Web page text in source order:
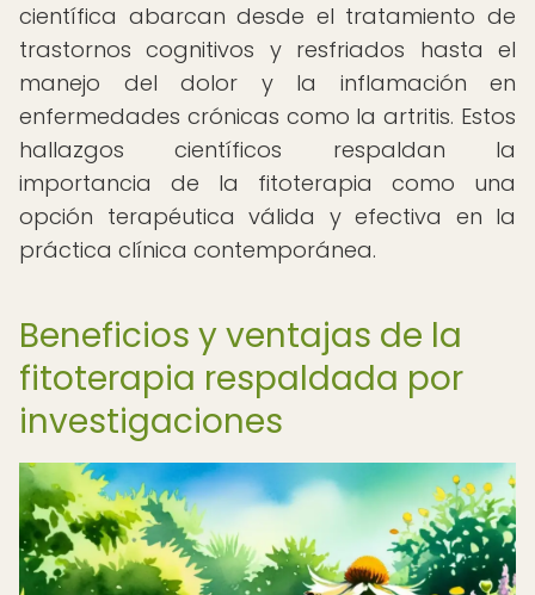
científica abarcan desde el tratamiento de
trastornos cognitivos y resfriados hasta el
manejo del dolor y la inflamación en
enfermedades crónicas como la artritis. Estos
hallazgos científicos respaldan la
importancia de la fitoterapia como una
opción terapéutica válida y efectiva en la
práctica clínica contemporánea.
Beneficios y ventajas de la
fitoterapia respaldada por
investigaciones